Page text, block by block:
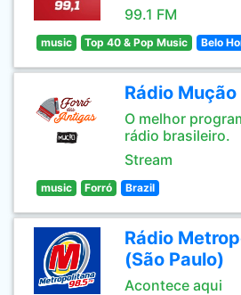
99.1 FM
music Top 40 & Pop Music Belo
Rádio Mução
O melhor
rádio brasileiro.
Stream
music Forró Brazil
Rádio
(São Paulo)
Acontece aqui